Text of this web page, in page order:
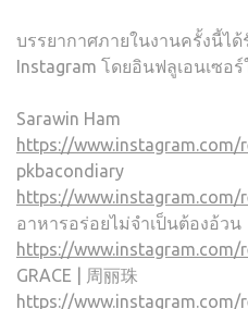
บรรยากาศภายในงานครั้งนี้ไ
Instagram โดยอินฟลูเอนเซอ
Sarawin Ham
https://www.instagram.com/
pkbacondiary
https://www.instagram.com/
อาหารอร่อยไม่จำเป็นต้องอ้วน
https://www.instagram.com/
GRACE | 周丽珠
https://www.instagram.com/